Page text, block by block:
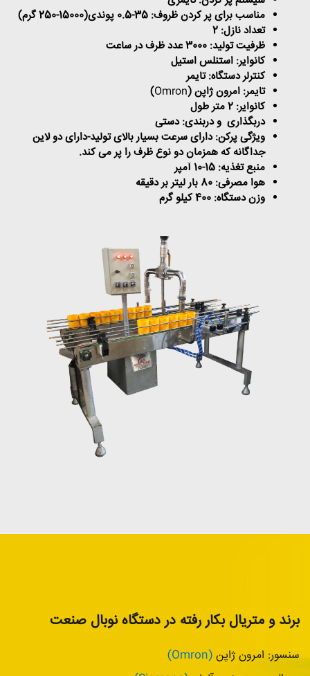
مناسب برای پر کردن ظروف: 35-0.5 پوندی(15000-250 گرم)
تعداد نازل: 2
ظرفیت تولید: 3000 عدد ظرف در ساعت
کانوایر: استنلس استیل
کنترلر دستگاه: تایمر
تایمر: امرون ژاپن (Omron
)
کانوایر: 2 متر طول
دربگذاری و دربندی: دستی
ویژگی پرکن: دارای سرعت بسیار بالای تولید-دارای دو لاین
جداگانه که همزمان دو نوع ظرف را پر می کند.
منبع تغذیه: 15-10 آمپر
هوا مصرفی: 80 بار لیتر بر دقیقه
وزن دستگاه: 400 کیلو گرم
برند و متریال بکار رفته در دستگاه نوبال صنعت
سنسور: امرون ژاپن (Omron)